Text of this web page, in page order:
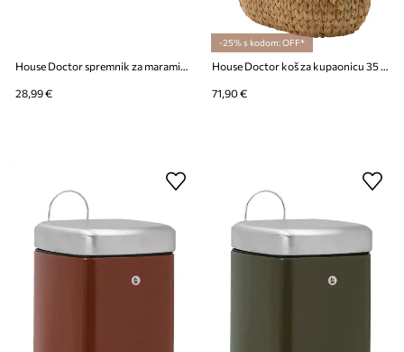
House Doctor spremnik za maramice 27 x 14 x 9 cm
28,99 €
-25% s kodom: OFF*
House Doctor koš za kupaonicu 35 x 24 x 50 cm
71,90 €